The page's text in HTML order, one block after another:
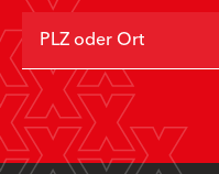
PLZ oder Ort